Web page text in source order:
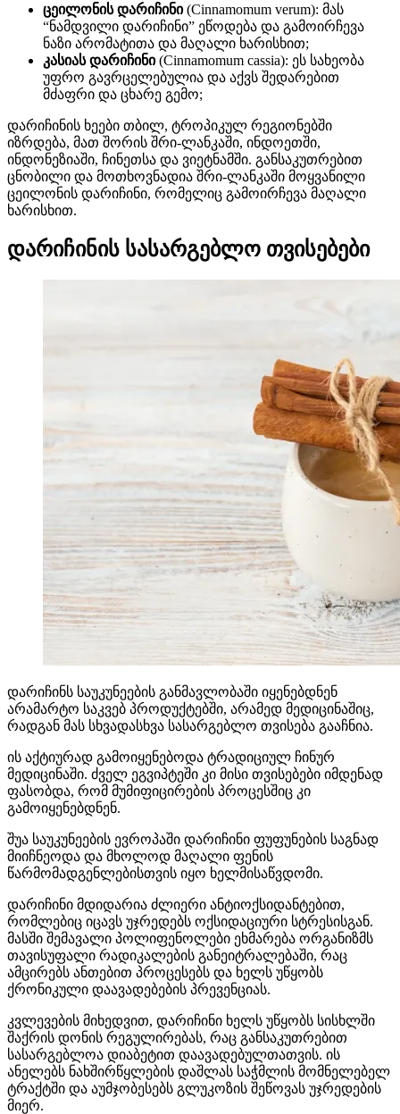
ცეილონის დარიჩინი(Cinnamomum verum): მას
“ნამდვილი დარიჩინი” ეწოდება და გამოირჩევა
ნაზი არომატითა და მაღალი ხარისხით;
კასიას დარიჩინი(Cinnamomum cassia): ეს სახეობა
უფრო გავრცელებულია და აქვს შედარებით
მძაფრი და ცხარე გემო;
დარიჩინის ხეები თბილ, ტროპიკულ რეგიონებში
იზრდება, მათ შორის შრი-ლანკაში, ინდოეთში,
ინდონეზიაში, ჩინეთსა და ვიეტნამში. განსაკუთრებით
ცნობილი და მოთხოვნადია შრი-ლანკაში მოყვანილი
ცეილონის დარიჩინი, რომელიც გამოირჩევა მაღალი
ხარისხით.
დარიჩინის სასარგებლო თვისებები
დარიჩინს საუკუნეების განმავლობაში იყენებდნენ
არამარტო საკვებ პროდუქტებში, არამედ მედიცინაშიც,
რადგან მას სხვადასხვა სასარგებლო თვისება გააჩნია.
ის აქტიურად გამოიყენებოდა ტრადიციულ ჩინურ
მედიცინაში. ძველ ეგვიპტეში კი მისი თვისებები იმდენად
ფასობდა, რომ მუმიფიცირების პროცესშიც კი
გამოიყენებდნენ.
შუა საუკუნეების ევროპაში დარიჩინი ფუფუნების საგნად
მიიჩნეოდა და მხოლოდ მაღალი ფენის
წარმომადგენლებისთვის იყო ხელმისაწვდომი.
დარიჩინი მდიდარია ძლიერი ანტიოქსიდანტებით,
რომლებიც იცავს უჯრედებს ოქსიდაციური სტრესისგან.
მასში შემავალი პოლიფენოლები ეხმარება ორგანიზმს
თავისუფალი რადიკალების განეიტრალებაში, რაც
ამცირებს ანთებით პროცესებს და ხელს უწყობს
ქრონიკული დაავადებების პრევენციას.
კვლევების მიხედვით, დარიჩინი ხელს უწყობს სისხლში
შაქრის დონის რეგულირებას, რაც განსაკუთრებით
სასარგებლოა დიაბეტით დაავადებულთათვის. ის
ანელებს ნახშირწყლების დაშლას საჭმლის მომნელებელ
ტრაქტში და აუმჯობესებს გლუკოზის შეწოვას უჯრედების
მიერ.